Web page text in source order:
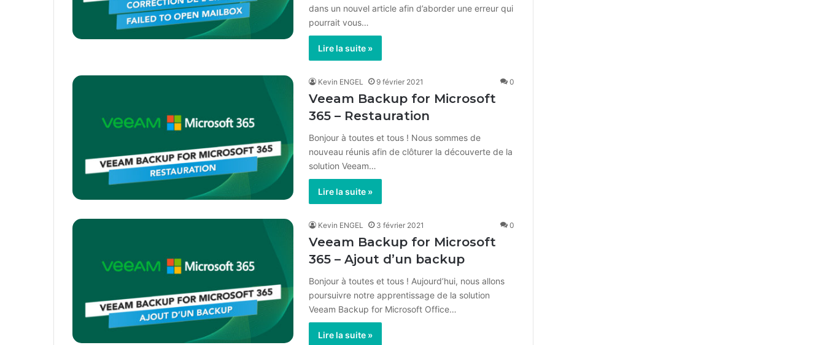
dans un nouvel article afin d’aborder une erreur qui
pourrait vous…
Lire la suite »
Kevin ENGEL 9 février 2021 0
Veeam Backup for Microsoft
365 – Restauration
Bonjour à toutes et tous ! Nous sommes de
nouveau réunis afin de clôturer la découverte de la
solution Veeam…
Lire la suite »
Kevin ENGEL 3 février 2021 0
Veeam Backup for Microsoft
365 – Ajout d’un backup
Bonjour à toutes et tous ! Aujourd’hui, nous allons
poursuivre notre apprentissage de la solution
Veeam Backup for Microsoft Office…
Lire la suite »